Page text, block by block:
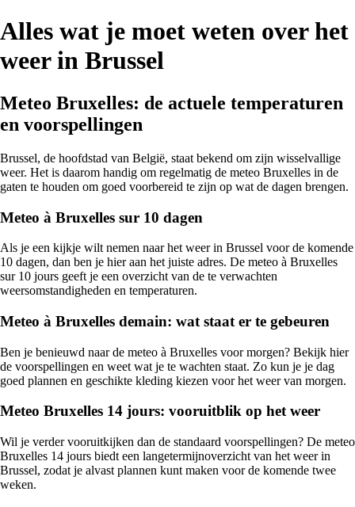
Alles wat je moet weten over het
weer in Brussel
Meteo Bruxelles: de actuele temperaturen
en voorspellingen
Brussel, de hoofdstad van België, staat bekend om zijn wisselvallige
weer. Het is daarom handig om regelmatig de meteo Bruxelles in de
gaten te houden om goed voorbereid te zijn op wat de dagen brengen.
Meteo à Bruxelles sur 10 dagen
Als je een kijkje wilt nemen naar het weer in Brussel voor de komende
10 dagen, dan ben je hier aan het juiste adres. De meteo à Bruxelles
sur 10 jours geeft je een overzicht van de te verwachten
weersomstandigheden en temperaturen.
Meteo à Bruxelles demain: wat staat er te gebeuren
Ben je benieuwd naar de meteo à Bruxelles voor morgen? Bekijk hier
de voorspellingen en weet wat je te wachten staat. Zo kun je je dag
goed plannen en geschikte kleding kiezen voor het weer van morgen.
Meteo Bruxelles 14 jours: vooruitblik op het weer
Wil je verder vooruitkijken dan de standaard voorspellingen? De meteo
Bruxelles 14 jours biedt een langetermijnoverzicht van het weer in
Brussel, zodat je alvast plannen kunt maken voor de komende twee
weken.